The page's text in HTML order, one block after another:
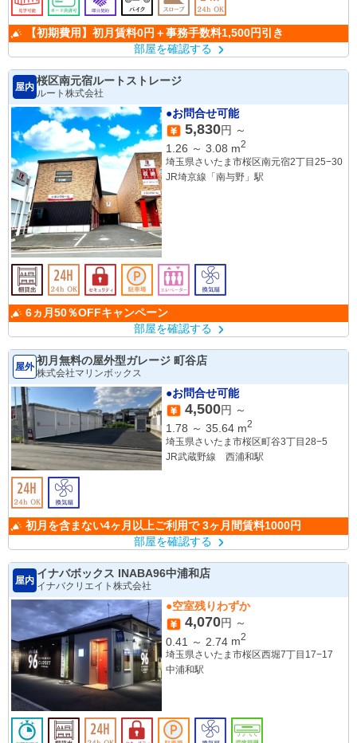
【初期費用】初月賃料0円＋事務手数料1,500円引き
部屋を確認する
屋内
桜区南元宿ルートストレージ
ルート株式会社
●お問合せ可能
5,830円 ～
1.26 ～ 3.08 m2
埼玉県さいたま市桜区南元宿2丁目25−30
JR埼京線「南与野」駅
6ヵ月50％OFFキャンペーン
部屋を確認する
屋外 初月無料の屋外型ガレージ 町谷店
株式会社マリンボックス
●お問合せ可能
4,500円 ～
1.78 ～ 35.64 m2
埼玉県さいたま市桜区町谷3丁目28−5
JR武蔵野線 西浦和駅
初月を含まない4ヶ月以上ご利用で 3ヶ月間賃料1000円
部屋を確認する
屋内
イナバボックス INABA96中浦和店
イナバクリエイト株式会社
●空室残りわずか
4,070円 ～
0.41
～ 2.74 m2
埼玉県さいたま市桜区西堀7丁目17−17
中浦和駅